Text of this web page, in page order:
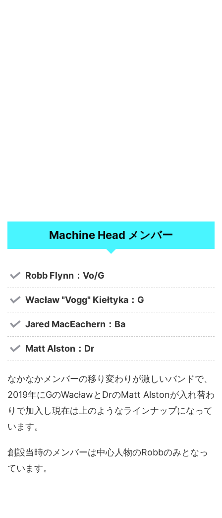
Machine Head メンバー
Robb Flynn：Vo/G
Wacław "Vogg" Kiełtyka：G
Jared MacEachern：Ba
Matt Alston：Dr
なかなかメンバーの移り変わりが激しいバンドで、
2019年にGのWacławとDrのMatt Alstonが入れ替わ
りで加入し現在は上のようなラインナップになって
います。
創設当時のメンバーは中心人物のRobbのみとなっ
ています。